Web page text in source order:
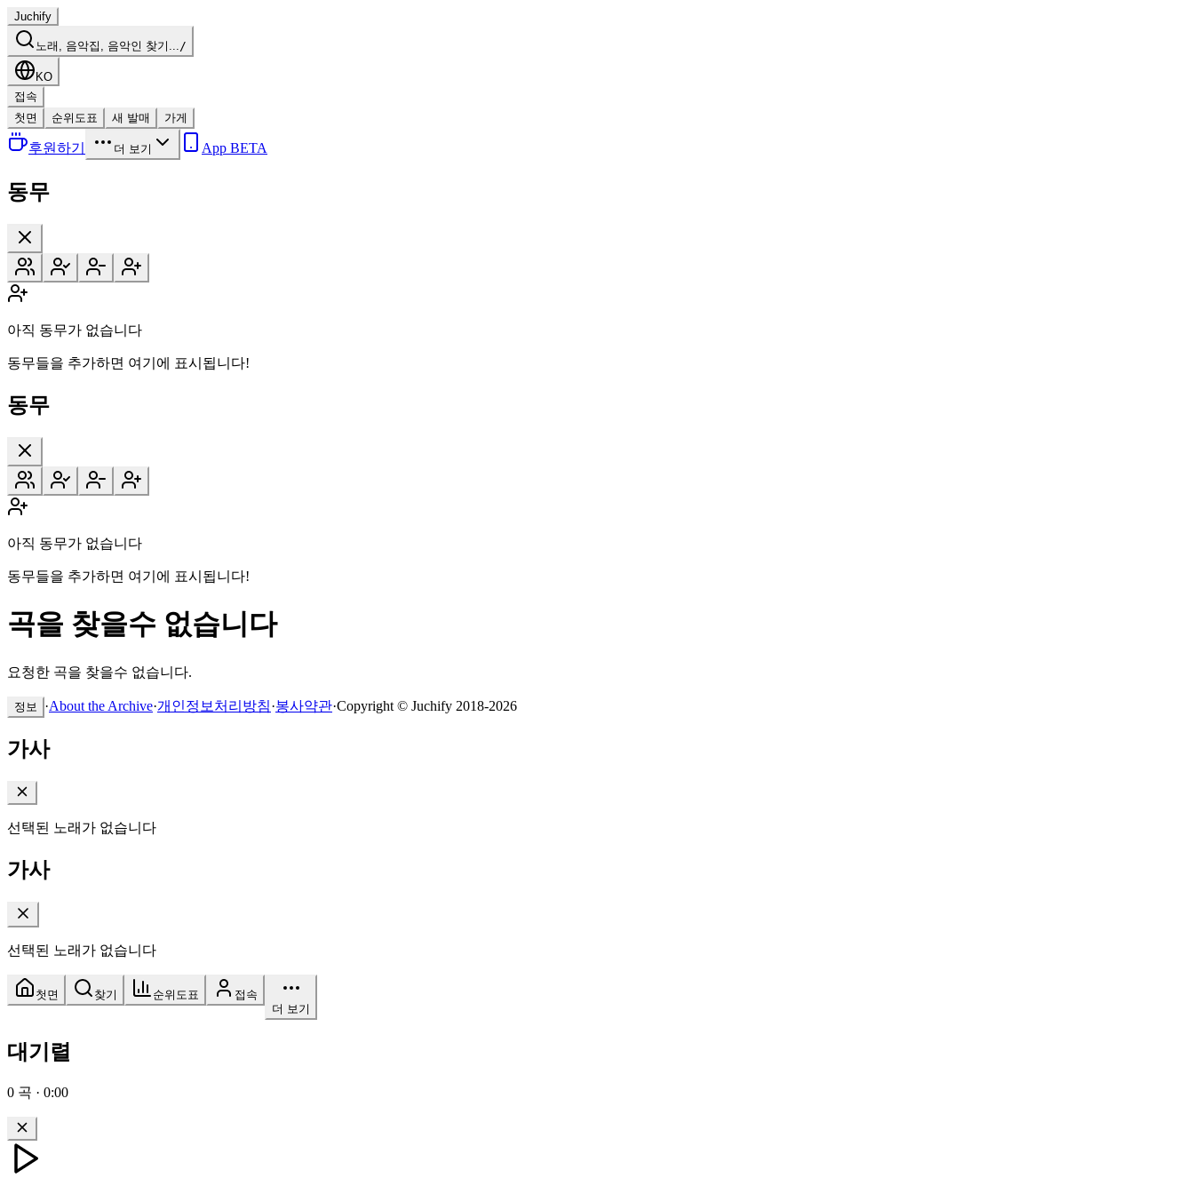
Juchify
노래, 음악집, 음악인 찾기.../
KO
접속
첫면
순위도표 새 발매 가게
후원하기 더 보기 App BETA
동무
아직 동무가 없습니다
동무들을 추가하면 여기에 표시됩니다!
동무
아직 동무가 없습니다
동무들을 추가하면 여기에 표시됩니다!
곡을 찾을수 없습니다
요청한 곡을 찾을수 없습니다.
정보 ·About the Archive·개인정보처리방침·봉사약관·Copyright © Juchify 2018-2026
가사
선택된 노래가 없습니다
가사
선택된 노래가 없습니다
첫면 찾기 순위도표
접속
더 보기
대기렬
0 곡 · 0:00